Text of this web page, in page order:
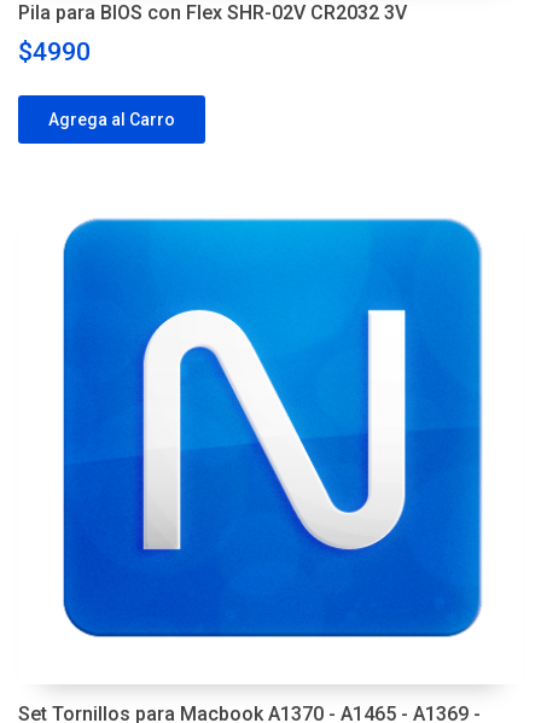
Pila para BIOS con Flex SHR-02V CR2032 3V
$4990
Agrega al Carro
Set Tornillos para Macbook A1370 - A1465 - A1369 -